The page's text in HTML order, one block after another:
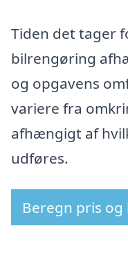
Tiden det tager
bilrengøring
og opgavens
variere fra
afhængigt af
udføres.
Beregn pris